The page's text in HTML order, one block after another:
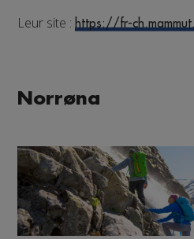
Leur site :https://fr-
Norrøna